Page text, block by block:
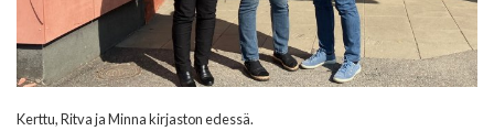
Kerttu, Ritva ja Minna kirjaston edessä.